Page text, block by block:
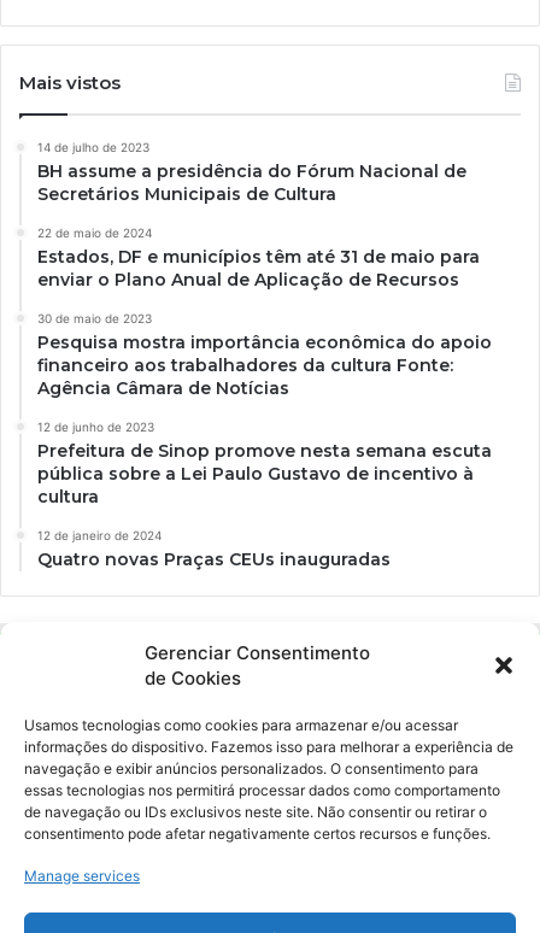
Gerenciar Consentimento
de Cookies
Usamos tecnologias como cookies para armazenar e/ou acessar
informações do dispositivo. Fazemos isso para melhorar a experiência de
navegação e exibir anúncios personalizados. O consentimento para
essas tecnologias nos permitirá processar dados como comportamento
de navegação ou IDs exclusivos neste site. Não consentir ou retirar o
consentimento pode afetar negativamente certos recursos e funções.
Manage services
Mais vistos
14 de julho de 2023
BH assume a presidência do Fórum Nacional de
Secretários Municipais de Cultura
22 de maio de 2024
Estados, DF e municípios têm até 31 de maio para
enviar o Plano Anual de Aplicação de Recursos
30 de maio de 2023
Pesquisa mostra importância econômica do apoio
financeiro aos trabalhadores da cultura Fonte:
Agência Câmara de Notícias
12 de junho de 2023
Prefeitura de Sinop promove nesta semana escuta
pública sobre a Lei Paulo Gustavo de incentivo à
cultura
12 de janeiro de 2024
Quatro novas Praças CEUs inauguradas
Ockara é uma plataforma multicultural e criativa. Nossa proposta é
oferecer o máximo de ferramentas para realizadores e
gerenciadores de espaços criativos e culturais.